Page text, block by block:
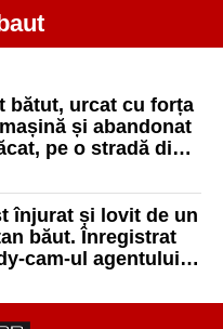
bătut, urcat cu forța
și abandonat
pe o stradă din
înjurat și lovit de un
băut. Înregistrat
cam-ul agentului,